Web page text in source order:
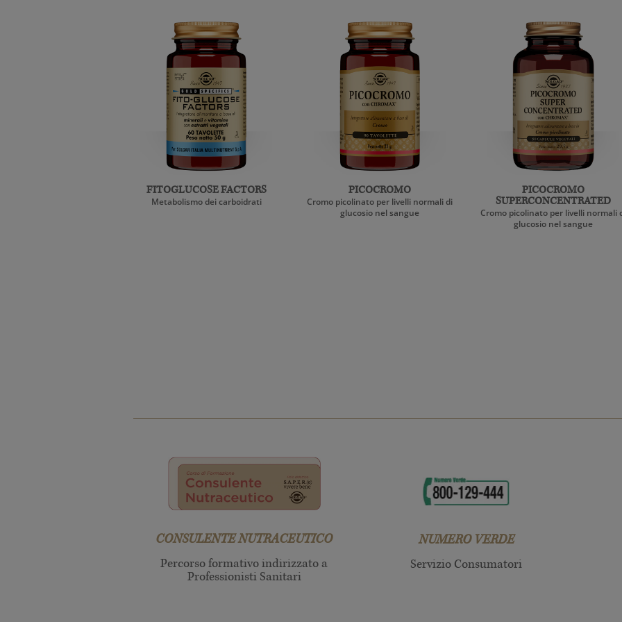
FITOGLUCOSE FACTORS
Metabolismo dei carboidrati
PICOCROMO
Cromo picolinato per livelli normali di
glucosio nel sangue
PICOCROMO
SUPERCONCENTRATED
Cromo picolinato per livelli normali
glucosio nel sangue
CONSULENTE NUTRACEUTICO
Percorso formativo indirizzato a
Professionisti Sanitari
NUMERO VERDE
Servizio Consumatori